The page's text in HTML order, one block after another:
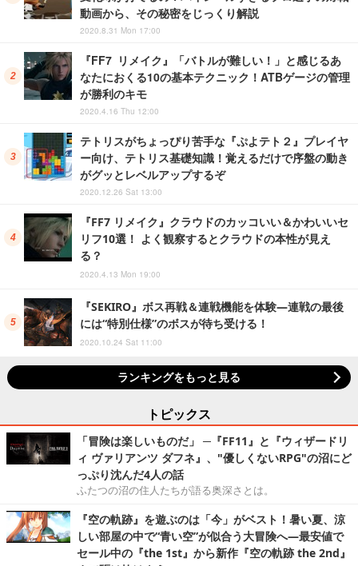
動画から、その秘密をじっくり解説
2020.8.31 Mon 17:00
『FF7 リメイク』「バトルが難しい！」と感じるあ
なたにおくる10の基本テクニック！ATBゲージの管理
が勝利のキモ
2020.4.16 Thu 12:00
テトリスがちょっぴり苦手な『ぷよテト２』プレイヤ
ー向け、テトリス基礎知識！覚えるだけで序盤の動き
がグッとレベルアップするぞ
2020.12.26 Sat 13:00
『FF7 リメイク』クラウドのカッコいい＆かわいいセ
リフ10選！ よく観察するとクラウドの本性が見え
る？
2020.4.13 Mon 19:00
『SEKIRO』ボス再戦＆連戦機能を体験―連戦の最後
には“特別仕様”のボスが待ち受ける！
2020.10.24 Sat 11:00
ランキングをもっと見る
トピックス
「冒険は楽しいものだ」 ─『FF11』と『ウィザードリ
ィ ヴァリアンツ ダフネ』、"優しくないRPG"の沼にど
っぷり沈んだ4人の話
ふたつの沼の住人たちが語る奥深さとは。
『空の軌跡』を遊ぶのは「今」がベスト！暑い夏、涼
しい部屋の中で“青い空”が似合う大冒険へ―最安値で
セール中の『the 1st』から新作『空の軌跡 the 2nd』